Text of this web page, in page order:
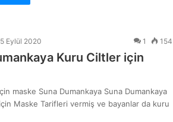
5 Eylül 2020 1 154
Kuru Ciltler için
maske Suna Dumankaya Suna Dumankaya
Maske Tarifleri vermiş ve bayanlar da kuru